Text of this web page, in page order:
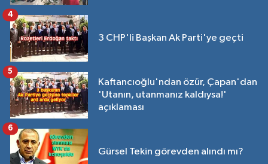
3 CHP'li Başkan Ak Parti'ye geçti
4
Kaftancıoğlu'ndan özür, Çapan'dan
'Utanın, utanmanız kaldıysa!'
açıklaması
5
Gürsel Tekin görevden alındı mı?
6